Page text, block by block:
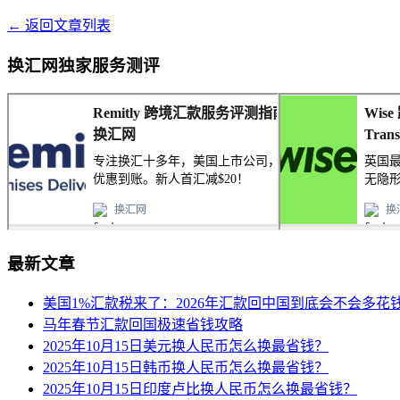
← 返回文章列表
换汇网独家服务测评
最新文章
美国1%汇款税来了：2026年汇款回中国到底会不会多花
马年春节汇款回国极速省钱攻略
2025年10月15日美元换人民币怎么换最省钱？
2025年10月15日韩币换人民币怎么换最省钱？
2025年10月15日印度卢比换人民币怎么换最省钱？